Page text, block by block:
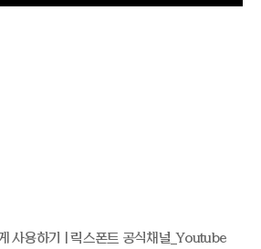
사용하기 | 릭스폰트 공식채널_Youtube